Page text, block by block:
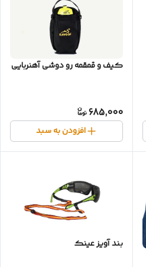
کیف و قمقمه رو دوشی آهنربایی
685,000
افزودن به سبد
بند آویز عینک